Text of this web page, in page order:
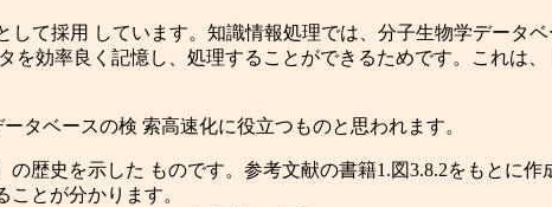
して採用 しています。知識情報処理では、分子生物学デー
を効率良く記憶し、処理することができるためです。これは
タベースの検 索高速化に役立つものと思われます。
歴史を示した ものです。参考文献の書籍1.図3.8.2をもとに
とが分かります。